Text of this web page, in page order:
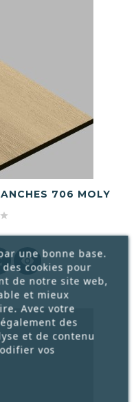
706 MOLY


une bonne base.
cookies pour
de notre site web,
et mieux
Avec votre
des
et de contenu
vos